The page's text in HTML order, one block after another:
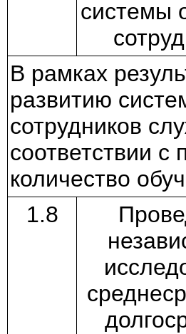
системы
В рамках
развитию
сотрудников
соответствии с
количество
1.8